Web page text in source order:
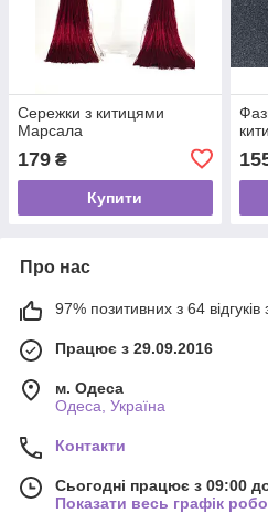
Сережки з китицями
Марсала
179 ₴
Купити
Про нас
97% позитивних з 64 відгуків
Працює з 29.09.2016
м. Одеса
Одеса, Україна
Контакти
Сьогодні працює з 09:00
Показати весь графік